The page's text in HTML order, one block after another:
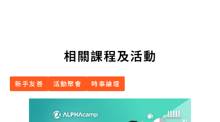
相關課程及活動
新手友善 活動聚會 時事論壇